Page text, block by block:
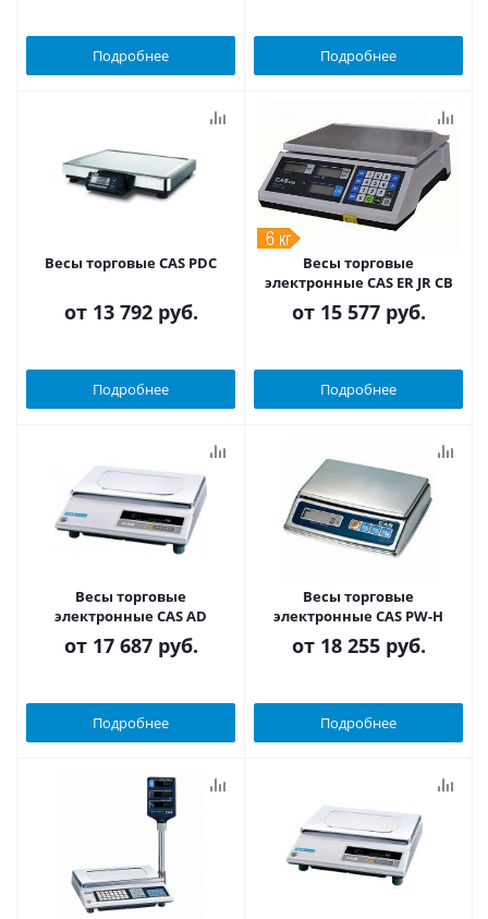
Подробнее Подробнее
Весы торговые CAS PDC
от 13 792 руб.
Подробнее
Весы торговые
электронные CAS ER JR CB
от 15 577 руб.
Подробнее
Весы торговые
электронные CAS AD
от 17 687 руб.
Подробнее
Весы торговые
электронные CAS PW-H
от 18 255 руб.
Подробнее